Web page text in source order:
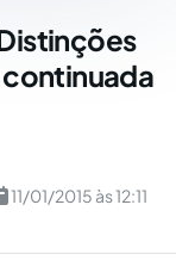
11/01/2015 às 12:11